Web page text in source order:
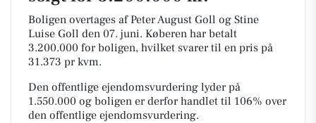
Boligen overtages af Peter August Goll og Stine
Luise Goll den 07. juni. Køberen har betalt
3.200.000 for boligen, hvilket svarer til en pris på
31.373 pr kvm.
Den offentlige ejendomsvurdering lyder på
1.550.000 og boligen er derfor handlet til 106% over
den offentlige ejendomsvurdering.